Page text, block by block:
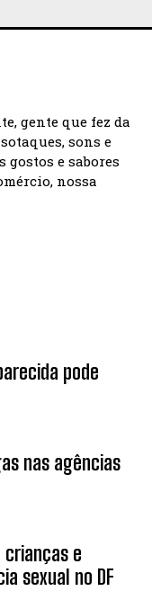
gente que fez da
sons e
gostos e sabores
nossa
pode
nas agências
e
sexual no DF